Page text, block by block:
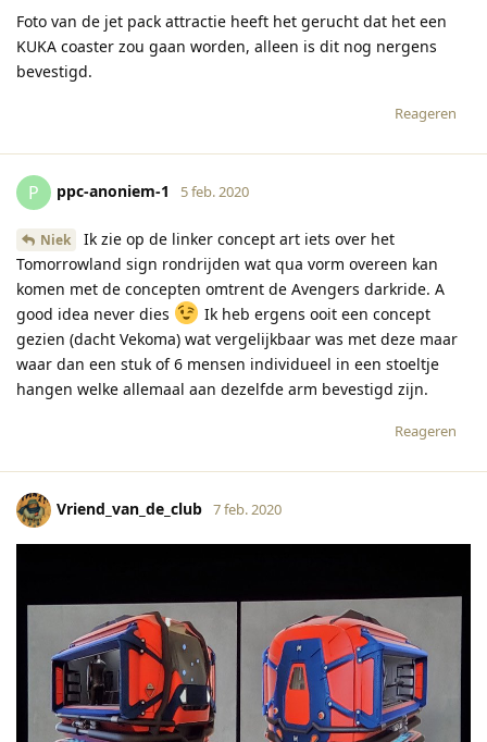
Foto van de jet pack attractie heeft het gerucht dat het een
KUKA coaster zou gaan worden, alleen is dit nog nergens
bevestigd.
Reageren
P ppc-anoniem-1 5 feb. 2020
Niek
Ik zie op de linker concept art iets over het
Tomorrowland sign rondrijden wat qua vorm overeen kan
komen met de concepten omtrent de Avengers darkride. A
good idea never dies
Ik heb ergens ooit een concept
gezien (dacht Vekoma) wat vergelijkbaar was met deze maar
waar dan een stuk of 6 mensen individueel in een stoeltje
hangen welke allemaal aan dezelfde arm bevestigd zijn.
Reageren
Vriend_van_de_club 7 feb. 2020